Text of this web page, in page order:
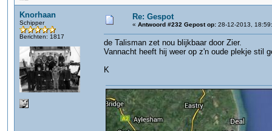
Knorhaan
Schipper
Berichten: 1817
Re: Gespot
« Antwoord #232 Gepost op: 28-12-2013,
de Talisman zet nou blijkbaar door Zier.
Vannacht heeft hij weer op z'n oude plekje stil
K